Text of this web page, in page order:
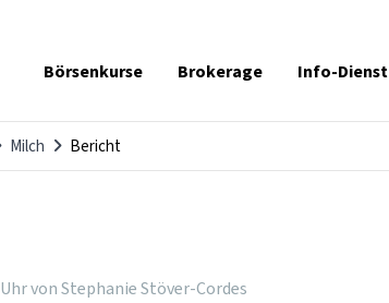
Navigation
Börsenkurse Brokerage Info-Dienst
Milch Bericht
Uhrvon Stephanie Stöver-Cordes